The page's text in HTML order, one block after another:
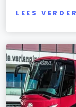
LEES VERDER